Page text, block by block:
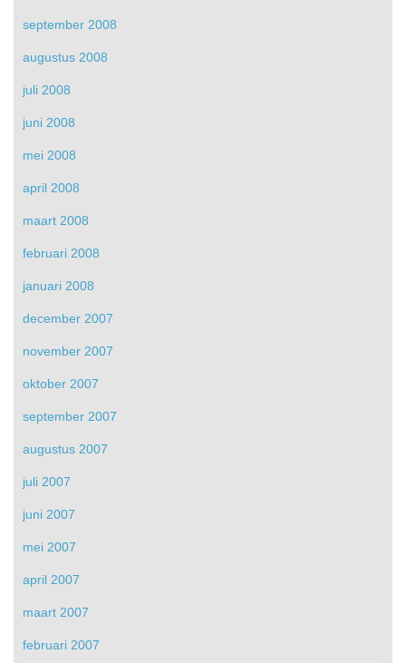
september 2008
augustus 2008
juli 2008
juni 2008
mei 2008
april 2008
maart 2008
februari 2008
januari 2008
december 2007
november 2007
oktober 2007
september 2007
augustus 2007
juli 2007
juni 2007
mei 2007
april 2007
maart 2007
februari 2007